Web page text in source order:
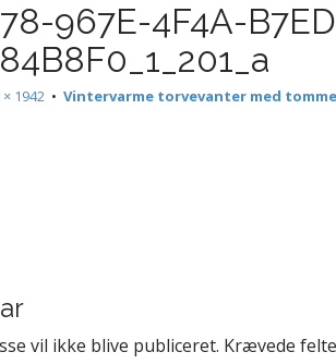
967E-4F4A-
1942 • Vintervarme torvevanter med
vil ikke blive publiceret. Krævede